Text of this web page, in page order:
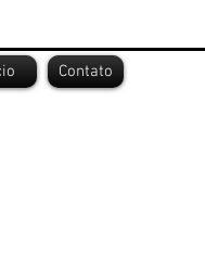
Contato